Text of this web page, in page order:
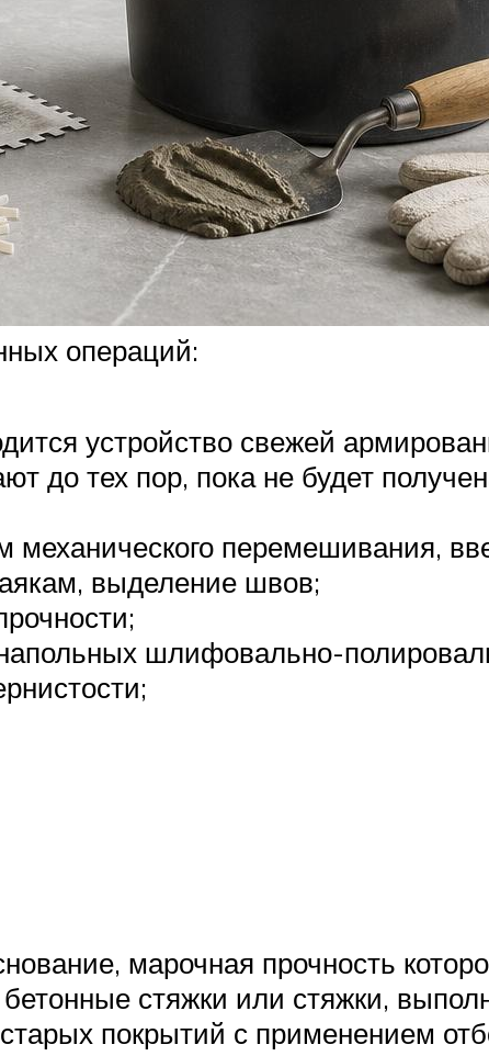
операций:
устройство свежей
до тех пор, пока не будет
перемешивания,
выделение швов;
шлифовально-
марочная прочность
стяжки или стяжки,
покрытий с применением